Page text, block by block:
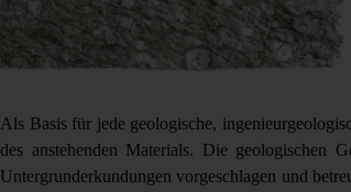
Als Basis für jede geologische,
des anstehenden Materials. Die geologischen
Untergrunderkundungen vorgeschlagen und